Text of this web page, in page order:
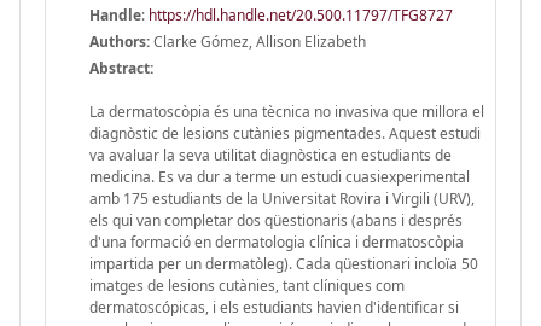
Handle: https://hdl.handle.net/20.500.11797/TFG8727
Authors:Clarke Gómez, Allison Elizabeth
Abstract:
La dermatoscòpia és una tècnica no invasiva que millora el
diagnòstic de lesions cutànies pigmentades. Aquest estudi
va avaluar la seva utilitat diagnòstica en estudiants de
medicina. Es va dur a terme un estudi cuasiexperimental
amb 175 estudiants de la Universitat Rovira i Virgili (URV),
els qui van completar dos qüestionaris (abans i després
d'una formació en dermatologia clínica i dermatoscòpia
impartida per un dermatòleg). Cada qüestionari incloïa 50
imatges de lesions cutànies, tant clíniques com
dermatoscópicas, i els estudiants havien d'identificar si